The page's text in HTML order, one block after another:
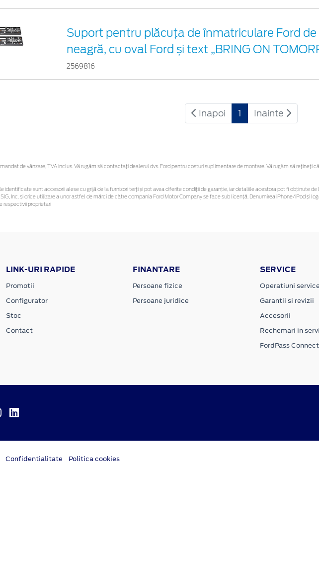
Suport pentru plăcuța de înmatriculare Ford de
neagră, cu oval Ford și text „BRING ON
2569816
Inapoi 1 Inainte
de vânzare, TVA inclus. Vă rugăm să contactaţi dealerul dvs. Ford pentru costuri suplimentare de montare. Vă rugăm să rețineți
identificate sunt accesorii alese cu grijă de la furnizori terți și pot avea diferite condiții de garanție, iar detaliile acestora pot fi obținute
Inc. și orice utilizare a unor astfel de mărci de către compania Ford Motor Company se face sub licență. Denumirea iPhone/iPod și
respectivii proprietari
LINK-URI RAPIDE
Promotii
Configurator
Stoc
Contact
FINANTARE
Persoane fizice
Persoane juridice
SERVICE
Operatiuni service
Garantii si revizii
Accesorii
Rechemari in
FordPass Connect
Confidentialitate Politica cookies